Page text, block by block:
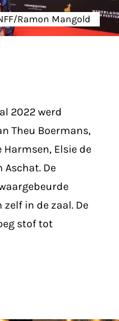
Ramon Mangold
2022 werd
Theu Boermans,
Elsie de
Aschat. De
in de zaal. De
stof tot